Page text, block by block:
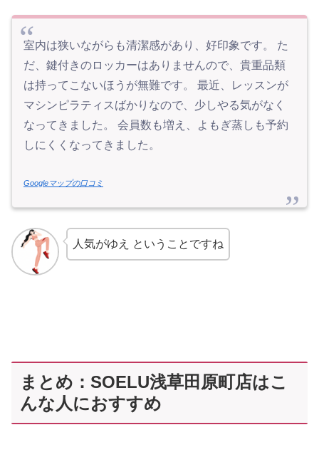
室内は狭いながらも清潔感があり、好印象です。 た
だ、鍵付きのロッカーはありませんので、貴重品類
は持ってこないほうが無難です。 最近、レッスンが
マシンピラティスばかりなので、少しやる気がなく
なってきました。 会員数も増え、よもぎ蒸しも予約
しにくくなってきました。
Googleマップの口コミ
人気がゆえ ということですね
まとめ：SOELU浅草田原町店はこ
んな人におすすめ